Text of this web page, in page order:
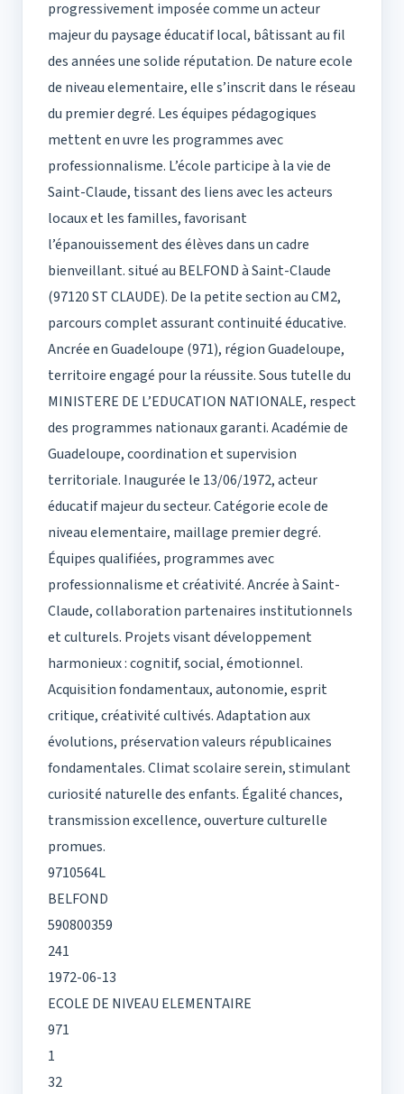
progressivement imposée comme un acteur
majeur du paysage éducatif local, bâtissant au fil
des années une solide réputation. De nature ecole
de niveau elementaire, elle s’inscrit dans le réseau
du premier degré. Les équipes pédagogiques
mettent en uvre les programmes avec
professionnalisme. L’école participe à la vie de
Saint-Claude, tissant des liens avec les acteurs
locaux et les familles, favorisant
l’épanouissement des élèves dans un cadre
bienveillant. situé au BELFOND à Saint-Claude
(97120 ST CLAUDE). De la petite section au CM2,
parcours complet assurant continuité éducative.
Ancrée en Guadeloupe (971), région Guadeloupe,
territoire engagé pour la réussite. Sous tutelle du
MINISTERE DE L’EDUCATION NATIONALE, respect
des programmes nationaux garanti. Académie de
Guadeloupe, coordination et supervision
territoriale. Inaugurée le 13/06/1972, acteur
éducatif majeur du secteur. Catégorie ecole de
niveau elementaire, maillage premier degré.
Équipes qualifiées, programmes avec
professionnalisme et créativité. Ancrée à Saint-
Claude, collaboration partenaires institutionnels
et culturels. Projets visant développement
harmonieux : cognitif, social, émotionnel.
Acquisition fondamentaux, autonomie, esprit
critique, créativité cultivés. Adaptation aux
évolutions, préservation valeurs républicaines
fondamentales. Climat scolaire serein, stimulant
curiosité naturelle des enfants. Égalité chances,
transmission excellence, ouverture culturelle
promues.
9710564L
BELFOND
590800359
241
1972-06-13
ECOLE DE NIVEAU ELEMENTAIRE
971
1
32